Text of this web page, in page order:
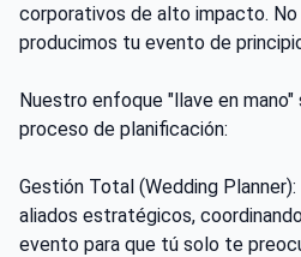
corporativos de alto impacto.
producimos tu evento de
Nuestro enfoque "llave en
proceso de planificación:
Gestión Total (Wedding
aliados estratégicos,
evento para que tú solo te